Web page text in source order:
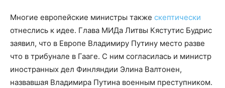
Многие европейские министры также скептически
отнеслись к идее. Глава МИДа Литвы Кястутис Будрис
заявил, что в Европе Владимиру Путину место разве
что в трибунале в Гааге. С ним согласилась и министр
иностранных дел Финляндии Элина Валтонен,
назвавшая Владимира Путина военным преступником.